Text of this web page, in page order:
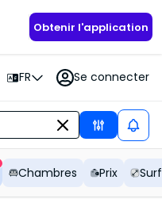
Obtenir l'application
FR Se connecter
Chambres Prix